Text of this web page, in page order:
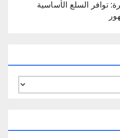
توافر السلع الأساسية